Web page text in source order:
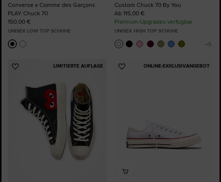
Converse x Comme des Garçons
PLAY Chuck 70
150,00 €
UNISEX LOW TOP SCHUHE
Custom Chuck 70 By You
Ab 115,00 €
Premium-Upgrades verfügbar
UNISEX HIGH TOP SCHUHE
LIMITIERTE AUFLAGE
Zu
hinzufügen
ONLINE-EXKLUSIVANGEBOT
Zu